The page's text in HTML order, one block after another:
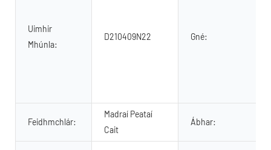
Uimhir
Mhúnla:
D210409N22 Gné:
Feidhmchlár:
Madraí Peataí
Cait
Ábhar: